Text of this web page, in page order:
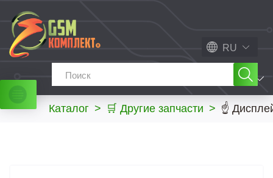
RU
МЕНЮ
Каталог > 🛒 Другие запчасти > ☝